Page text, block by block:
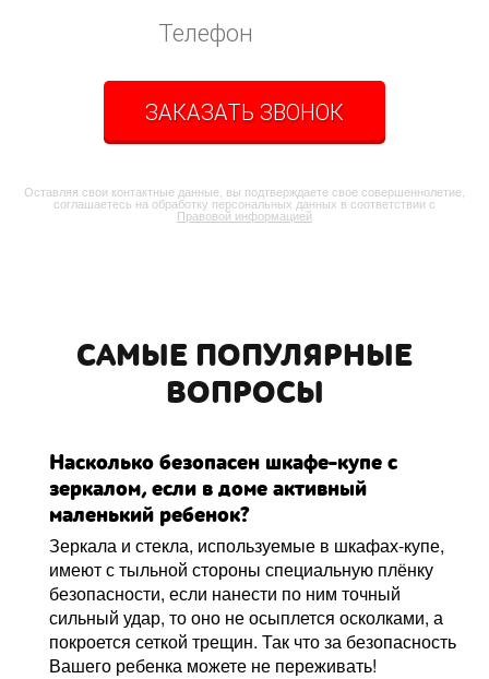
ЗАКАЗАТЬ ЗВОНОК
Оставляя свои контактные данные, вы подтверждаете свое совершеннолетие,
соглашаетесь на обработку персональных данных в соответствии с
Правовой информацией
САМЫЕ ПОПУЛЯРНЫЕ
ВОПРОСЫ
Насколько безопасен шкафе-купе с
зеркалом, если в доме активный
маленький ребенок?
Зеркала и стекла, используемые в шкафах-купе,
имеют с тыльной стороны специальную плёнку
безопасности, если нанести по ним точный
сильный удар, то оно не осыплется осколками, а
покроется сеткой трещин. Так что за безопасность
Вашего ребенка можете не переживать!